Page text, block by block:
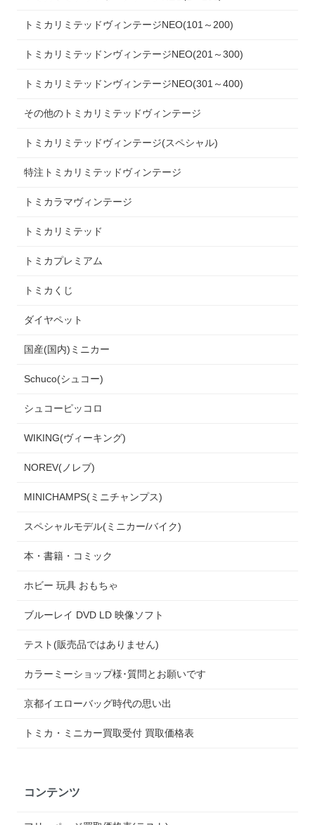
トミカリミテッドヴィンテージNEO(101～200)
トミカリミテッドンヴィンテージNEO(201～300)
トミカリミテッドンヴィンテージNEO(301～400)
その他のトミカリミテッドヴィンテージ
トミカリミテッドヴィンテージ(スペシャル)
特注トミカリミテッドヴィンテージ
トミカラマヴィンテージ
トミカリミテッド
トミカプレミアム
トミカくじ
ダイヤペット
国産(国内)ミニカー
Schuco(シュコー)
シュコーピッコロ
WIKING(ヴィーキング)
NOREV(ノレブ)
MINICHAMPS(ミニチャンプス)
スペシャルモデル(ミニカー/バイク)
本・書籍・コミック
ホビー 玩具 おもちゃ
ブルーレイ DVD LD 映像ソフト
テスト(販売品ではありません)
カラーミーショップ様･質問とお願いです
京都イエローバッグ時代の思い出
トミカ・ミニカー買取受付 買取価格表
コンテンツ